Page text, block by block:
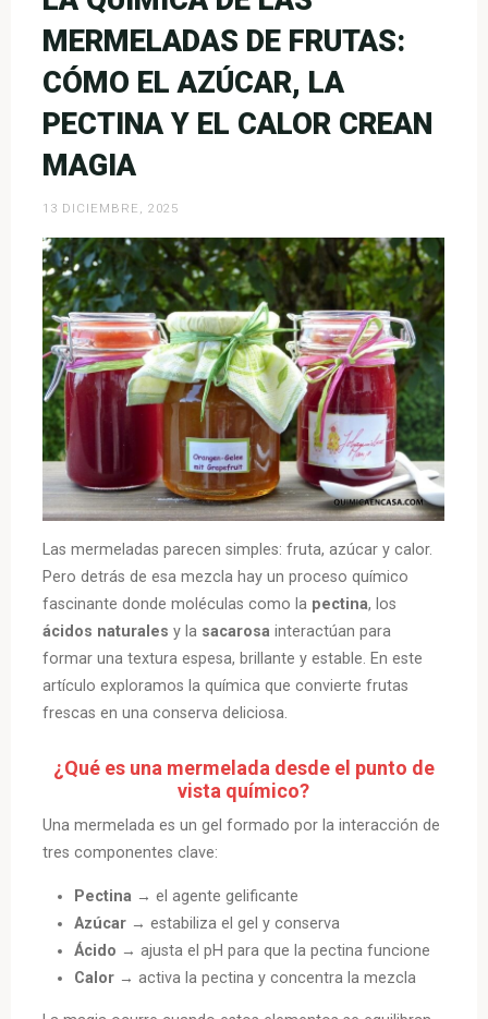
arcoíris
en
vaso»
MERMELADAS DE FRUTAS:
CÓMO EL AZÚCAR, LA
PECTINA Y EL CALOR CREAN
MAGIA
13 DICIEMBRE, 2025
Las mermeladas parecen simples: fruta, azúcar y calor.
Pero detrás de esa mezcla hay un proceso químico
fascinante donde moléculas como la pectina, los
ácidos naturales y la sacarosa interactúan para
formar una textura espesa, brillante y estable. En este
artículo exploramos la química que convierte frutas
frescas en una conserva deliciosa.
¿Qué es una mermelada desde el punto de
vista químico?
Una mermelada es un gel formado por la interacción de
tres componentes clave:
Pectina → el agente gelificante
Azúcar → estabiliza el gel y conserva
Ácido → ajusta el pH para que la pectina funcione
Calor → activa la pectina y concentra la mezcla